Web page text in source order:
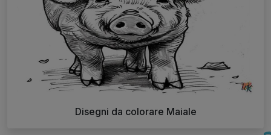
Disegni da colorare Maiale